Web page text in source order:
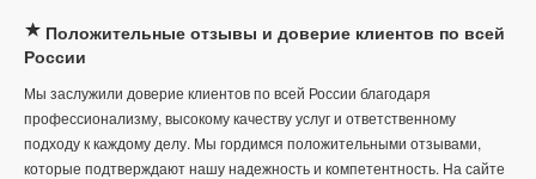
Положительные отзывы и доверие клиентов по всей
России
Мы заслужили доверие клиентов по всей России благодаря
профессионализму, высокому качеству услуг и ответственному
подходу к каждому делу. Мы гордимся положительными отзывами,
которые подтверждают нашу надежность и компетентность. На сайте